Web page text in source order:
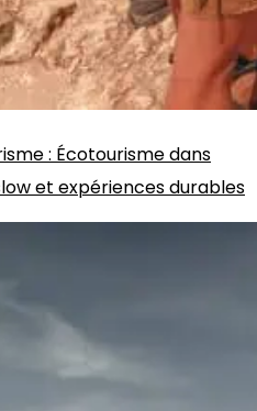
: Écotourisme dans
et expériences durables